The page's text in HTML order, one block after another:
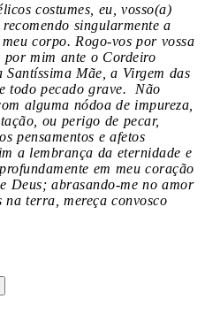
costumes, eu, vosso(a)
singularmente a
corpo. Rogo-vos por vossa
por mim ante o Cordeiro
Mãe, a Virgem das
todo pecado grave. Não
alguma nódoa de impureza,
ou perigo de pecar,
pensamentos e afetos
a lembrança da eternidade e
em meu coração
Deus; abrasando-me no amor
terra, mereça convosco